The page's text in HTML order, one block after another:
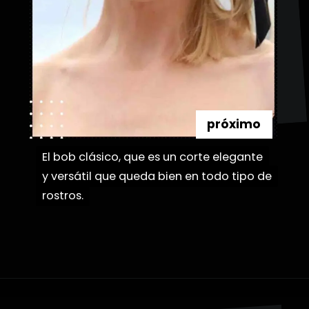
El bob clásico, que es un corte elegante
y versátil que queda bien en todo tipo de
rostros.
El bob clásico, que es un corte elegante
y versátil que queda bien en todo tipo de
rostros.
próximo